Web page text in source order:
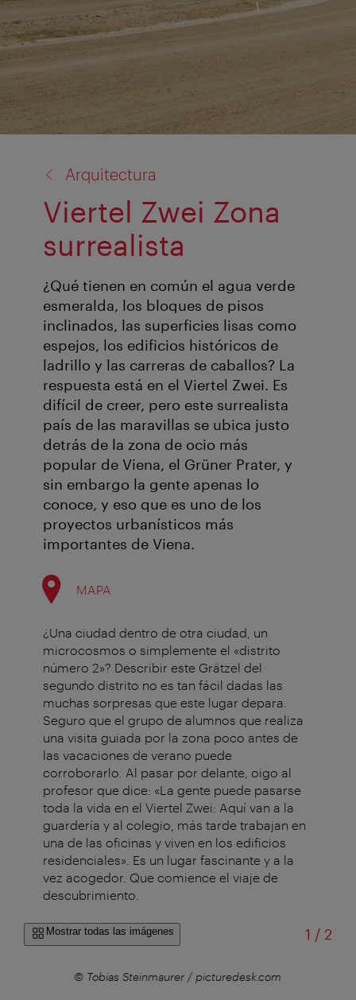
Arquitectura
Viertel Zwei Zona
surrealista
¿Qué tienen en común el agua verde
esmeralda, los bloques de pisos
inclinados, las superficies lisas como
espejos, los edificios históricos de
ladrillo y las carreras de caballos? La
respuesta está en el Viertel Zwei. Es
difícil de creer, pero este surrealista
país de las maravillas se ubica justo
detrás de la zona de ocio más
popular de Viena, el Grüner Prater, y
sin embargo la gente apenas lo
conoce, y eso que es uno de los
proyectos urbanísticos más
importantes de Viena.
MAPA
¿Una ciudad dentro de otra ciudad, un
microcosmos o simplemente el «distrito
número 2»? Describir este Grätzel del
segundo distrito no es tan fácil dadas las
muchas sorpresas que este lugar depara.
Seguro que el grupo de alumnos que realiza
una visita guiada por la zona poco antes de
las vacaciones de verano puede
corroborarlo. Al pasar por delante, oigo al
profesor que dice: «La gente puede pasarse
toda la vida en el Viertel Zwei: Aquí van a la
guardería y al colegio, más tarde trabajan en
una de las oficinas y viven en los edificios
residenciales». Es un lugar fascinante y a la
vez acogedor. Que comience el viaje de
descubrimiento.
Mostrar todas las imágenes 1 /de
2
© Tobias Steinmaurer / picturedesk.com